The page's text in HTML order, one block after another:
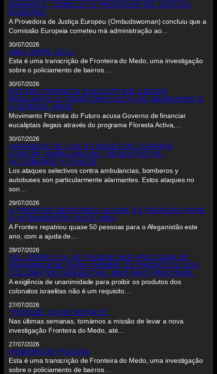
MINEIROS, CONCLUI O PROVEDOR DE JUSTIÇA
EUROPEU
A Provedora de Justiça Europeu (Ombudswoman) concluiu que a
Comissão Europeia cometeu má administração ao…
30/07/2026
UMA GRIPE AZUL
Esta é uma transcrição de Fronteira do Medo, uma investigação
sobre o policiamento de bairros…
30/07/2026
ESTADO FINANCIA EUCALIPTAIS ILEGAIS
ENQUANTO O TERRITÓRIO ESTÁ AO ABANDONO E
A EUROPA ARDE
Movimento Floresta do Futuro acusa Governo de financiar
eucaliptais ilegais através do programa Floresta Activa,…
30/07/2026
CRÓNICAS DE LOS ATAQUES DE UCRANIA
CONTRA AMBULANCIAS, RESCATISTAS,
AUTOBUSES Y CIVILES
Los ataques selectivos contra ambulancias, bomberos y
autobuses son particularmente alarmantes. Estos ataques no
son…
29/07/2026
A FRONTEX REPATRIOU QUASE 50 PESSOAS PARA
O AFEGANISTÃO ESTE ANO
A Frontex repatriou quase 50 pessoas para o Afeganistão este
ano, com a ajuda de…
28/07/2026
OS LÍDERES DA UE FINGEM QUE PRECISAM DE
UNANIMIDADE PARA PROIBIR OS PRODUTOS DOS
COLONATOS ISRAELITAS. MAS NÃO PRECISAM.
A exigência de unanimidade para proibir os produtos dos
colonatos israelitas não é um requisito…
27/07/2026
“PORQUÊ OUVIR BÓFIAS?”
Nas últimas semanas, tomámos a missão de levar a nova
investigação Fronteira do Medo, até…
27/07/2026
HOMENS DE POLÍCIA
Esta é uma transcrição de Fronteira do Medo, uma investigação
sobre o policiamento de bairros…